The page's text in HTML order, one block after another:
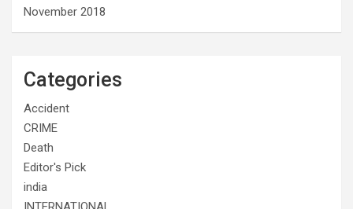
November 2018
Categories
Accident
CRIME
Death
Editor's Pick
india